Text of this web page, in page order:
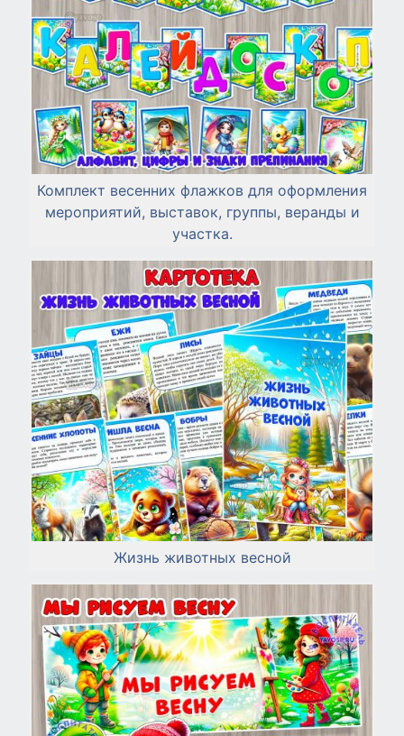
Комплект весенних флажков для оформления
мероприятий, выставок, группы, веранды и
участка.
Жизнь животных весной